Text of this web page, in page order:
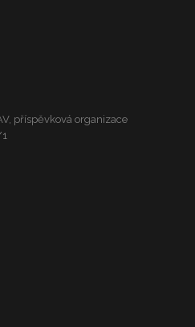
příspěvková organizace